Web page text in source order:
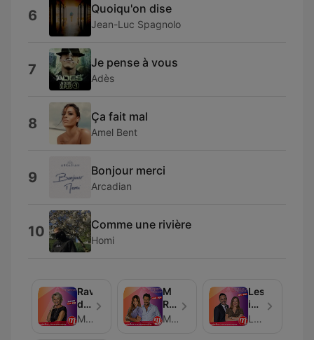
6 Quoiqu'on dise
Jean-Luc Spagnolo
7 Je pense à vous
Adès
8 Ça fait mal
Amel Bent
9 Bonjour merci
Arcadian
10 Comme une rivière
Homi
Ravie
de
vous
rencontrer
M Radio
M
Radio
Réveil
M Radio
Les
invités
duLéo LE BRIS LE PANN